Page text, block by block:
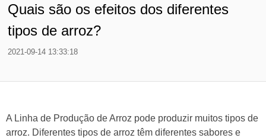
Quais são os efeitos dos diferentes
tipos de arroz?
2021-09-14 13:33:18
A Linha de Produção de Arroz pode produzir muitos tipos de
arroz. Diferentes tipos de arroz têm diferentes sabores e